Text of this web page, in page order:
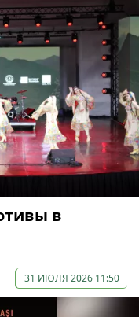
в
31 ИЮЛЯ 2026 11:50